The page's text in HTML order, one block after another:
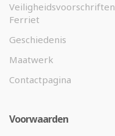
Veiligheidsvoorschriften
Ferriet
Geschiedenis
Maatwerk
Contactpagina
Voorwaarden